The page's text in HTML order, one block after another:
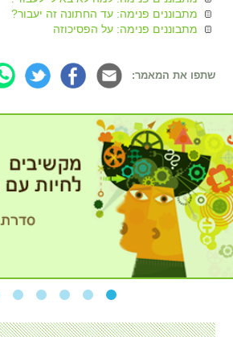
מתבוננים פנימה: עד החתונה זה יעבור?
מתבוננים פנימה: על הפסיכוזה
שתפו את המאמר: